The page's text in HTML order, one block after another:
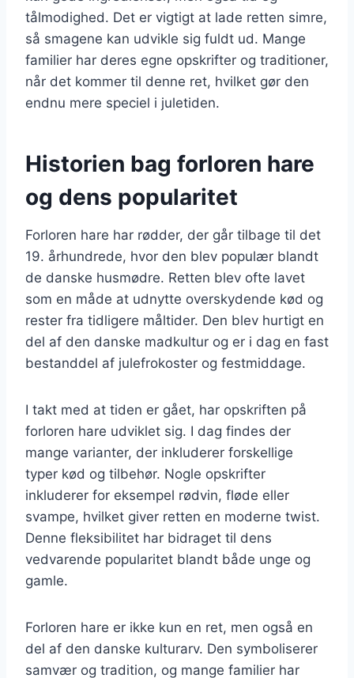
tålmodighed. Det er vigtigt at lade retten simre,
så smagene kan udvikle sig fuldt ud. Mange
familier har deres egne opskrifter og traditioner,
når det kommer til denne ret, hvilket gør den
endnu mere speciel i juletiden.
Historien bag forloren hare
og dens popularitet
Forloren hare har rødder, der går tilbage til det
19. århundrede, hvor den blev populær blandt
de danske husmødre. Retten blev ofte lavet
som en måde at udnytte overskydende kød og
rester fra tidligere måltider. Den blev hurtigt en
del af den danske madkultur og er i dag en fast
bestanddel af julefrokoster og festmiddage.
I takt med at tiden er gået, har opskriften på
forloren hare udviklet sig. I dag findes der
mange varianter, der inkluderer forskellige
typer kød og tilbehør. Nogle opskrifter
inkluderer for eksempel rødvin, fløde eller
svampe, hvilket giver retten en moderne twist.
Denne fleksibilitet har bidraget til dens
vedvarende popularitet blandt både unge og
gamle.
Forloren hare er ikke kun en ret, men også en
del af den danske kulturarv. Den symboliserer
samvær og tradition, og mange familier har